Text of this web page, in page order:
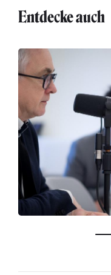
Entdecke auch